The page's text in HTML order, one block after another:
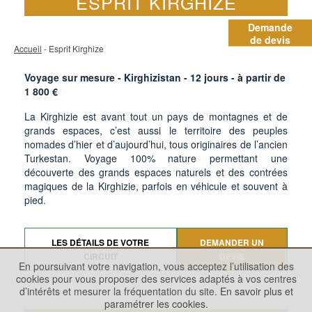
Demande
de devis
Accueil - Esprit Kirghize
Voyage sur mesure - Kirghizistan - 12 jours - à partir de
1 800 €
La Kirghizie est avant tout un pays de montagnes et de
grands espaces, c’est aussi le territoire des peuples
nomades d’hier et d’aujourd’hui, tous originaires de l’ancien
Turkestan. Voyage 100% nature permettant une
découverte des grands espaces naturels et des contrées
magiques de la Kirghizie, parfois en véhicule et souvent à
pied.
LES DÉTAILS DE VOTRE
DEMANDER UN
En poursuivant votre navigation, vous acceptez l’utilisation des
cookies pour vous proposer des services adaptés à vos centres
d’intérêts et mesurer la fréquentation du site. En savoir plus et
paramétrer les cookies.